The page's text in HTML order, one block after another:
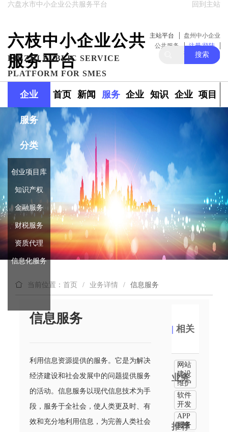
回到主站
六盘水市中小企业公共服务平台
六枝中小企业公共
服务平台
LIUZHI PUBLIC SERVICE
PLATFORM FOR SMES
主站平台
盘州中小企业
公共服务
注册/登陆
关注我们
搜索
企业
服务
分类
创业项目库
知识产权
金融服务
财税服务
资质代理
信息化服务
首页 新闻
政策
服务 企业 知识 企业
库
项目
当前位置：首页 / 业务详情 / 信息服务
信息服务
利用信息资源提供的服务。它是为解决
经济建设和社会发展中的问题提供服务
的活动。信息服务以现代信息技术为手
段，服务于全社会，使人类更及时、有
效和充分地利用信息，为完善人类社会
|相关
业务
推荐
网站
建设
维护
软件
开发
APP
服务